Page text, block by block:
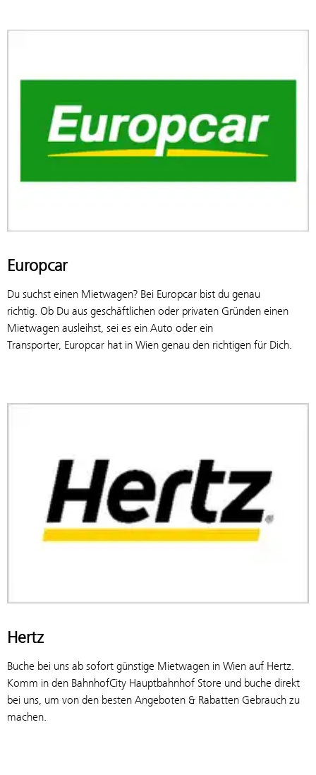
Europcar
Du suchst einen Mietwagen? Bei Europcar bist du genau
richtig. Ob Du aus geschäftlichen oder privaten Gründen einen
Mietwagen ausleihst, sei es ein Auto oder ein
Transporter, Europcar hat in Wien genau den richtigen für Dich.
Hertz
Buche bei uns ab sofort günstige Mietwagen in Wien auf Hertz.
Komm in den BahnhofCity Hauptbahnhof Store und buche direkt
bei uns, um von den besten Angeboten & Rabatten Gebrauch zu
machen.